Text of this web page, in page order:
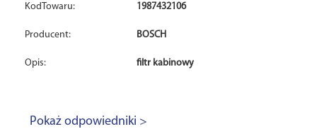
KodTowaru: 1987432106
Producent: BOSCH
Opis: filtr kabinowy
Pokaż odpowiedniki >